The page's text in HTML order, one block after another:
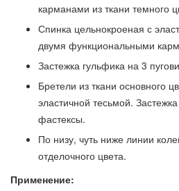
карманами из ткани темного
Спинка цельнокроеная с
двумя функциональными
Застежка гульфика на 3
Бретели из ткани основного
эластичной тесьмой.
фастексы.
По низу, чуть ниже линии
отделочного цвета.
Применение: